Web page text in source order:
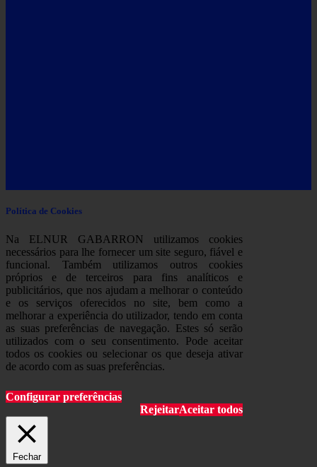
Política de Cookies
Na ELNUR GABARRON utilizamos cookies
necessários para lhe fornecer um site seguro, fiável e
funcional. Também utilizamos outros cookies
próprios e de terceiros para fins analíticos e
publicitários, que nos ajudam a melhorar o conteúdo
e os serviços oferecidos no site, bem como a
melhorar a experiência do utilizador, tendo em conta
as suas preferências de navegação. Estes só serão
utilizados com o seu consentimento. Pode aceitar
todos os cookies ou selecionar os que deseja ativar
de acordo com as suas preferências.
Configurar preferências
RejeitarAceitar todos
Fechar